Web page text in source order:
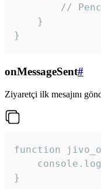
//
    }
}
onMessageSent#
Ziyaretçi ilk mesajını
function
}